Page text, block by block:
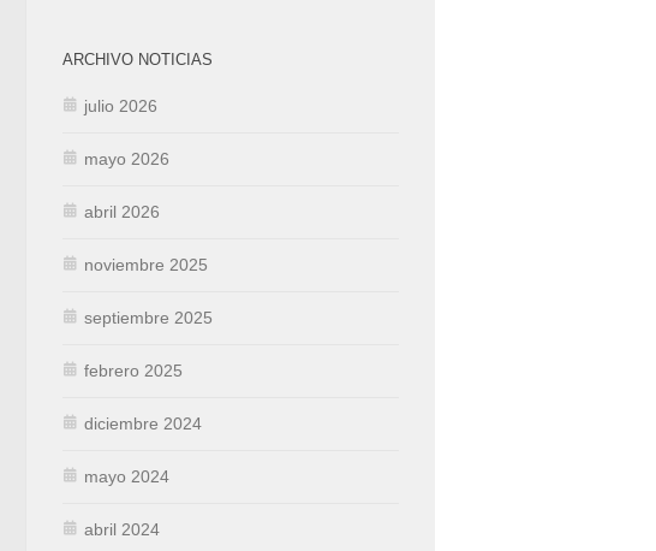
ARCHIVO NOTICIAS
julio 2026
mayo 2026
abril 2026
noviembre 2025
septiembre 2025
febrero 2025
diciembre 2024
mayo 2024
abril 2024